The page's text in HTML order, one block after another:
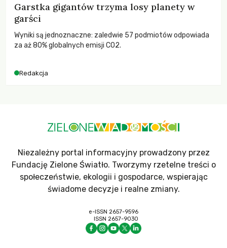
Garstka gigantów trzyma losy planety w
garści
Wyniki są jednoznaczne: zaledwie 57 podmiotów odpowiada
za aż 80% globalnych emisji CO2.
Redakcja
Niezależny portal informacyjny prowadzony przez
Fundację Zielone Światło. Tworzymy rzetelne treści o
społeczeństwie, ekologii i gospodarce, wspierając
świadome decyzje i realne zmiany.
e-ISSN 2657-9596
ISSN 2657-9030